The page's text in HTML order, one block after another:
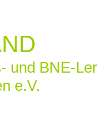
und BNE-
e.V.